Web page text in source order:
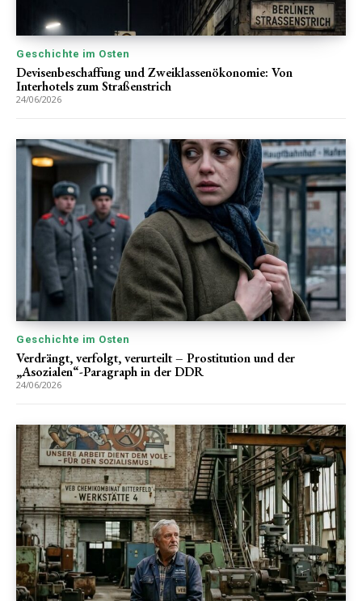
Geschichte im Osten
Devisenbeschaffung und Zweiklassenökonomie: Von
Interhotels zum Straßenstrich
24/06/2026
Geschichte im Osten
Verdrängt, verfolgt, verurteilt – Prostitution und der
„Asozialen“-Paragraph in der DDR
24/06/2026